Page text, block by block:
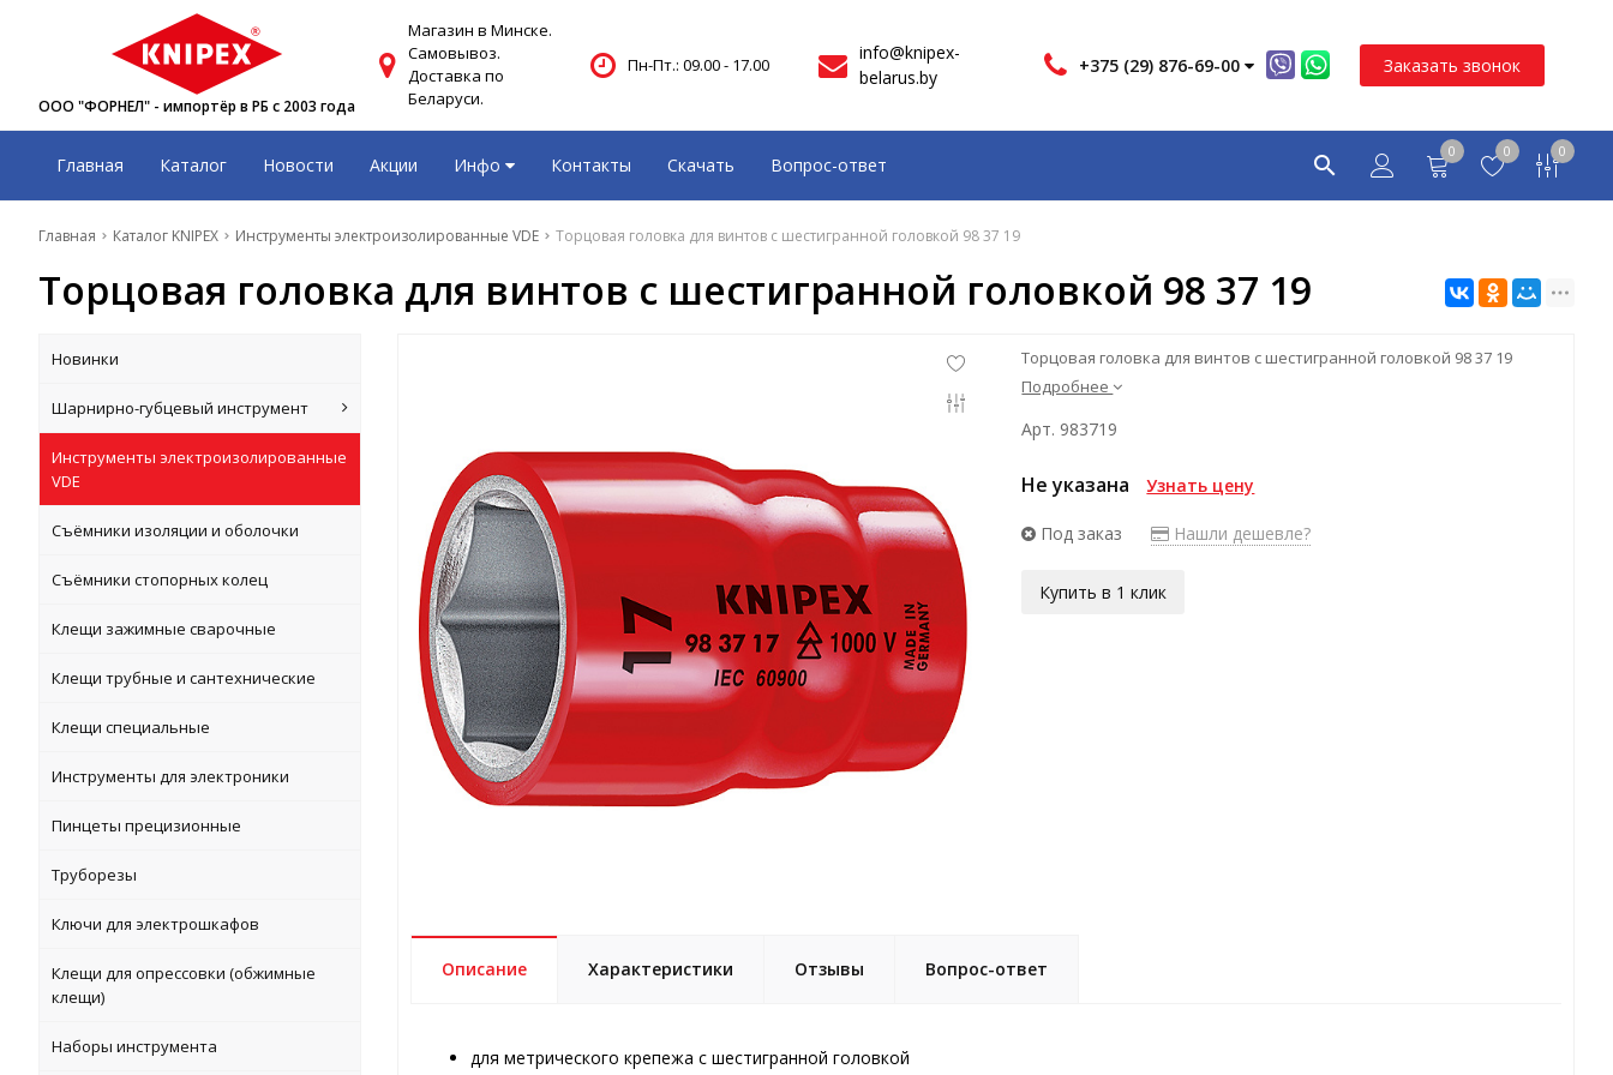
ООО "ФОРНЕЛ" - импортёр в РБ с 2003 года
Магазин в Минске.
Самовывоз.
Доставка по
Беларуси.
Пн-Пт.: 09.00 - 17.00
info@knipex-
belarus.by
+375 (29) 876-69-00 Заказать звонок
Главная Каталог Новости Акции Инфо Контакты Скачать Вопрос-ответ
0 0 0
Главная Каталог KNIPEX Инструменты электроизолированные VDE Торцовая головка для винтов с шестигранной головкой 98 37 19
Торцовая головка для винтов с шестигранной головкой 98 37 19
Новинки
Шарнирно-губцевый инструмент
Инструменты электроизолированные
VDE
Съёмники изоляции и оболочки
Съёмники стопорных колец
Клещи зажимные сварочные
Клещи трубные и сантехнические
Клещи специальные
Инструменты для электроники
Пинцеты прецизионные
Труборезы
Ключи для электрошкафов
Клещи для опрессовки (обжимные
клещи)
Наборы инструмента
Торцовая головка для винтов с шестигранной головкой 98 37 19
Подробнее
Арт. 983719
Не указана Узнать цену
Под заказ Нашли дешевле?
Купить в 1 клик
Описание Характеристики Отзывы Вопрос-ответ
для метрического крепежа с шестигранной головкой